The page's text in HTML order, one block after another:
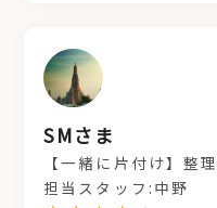
SMさま
【一緒に片付け】整
担当スタッフ:中野